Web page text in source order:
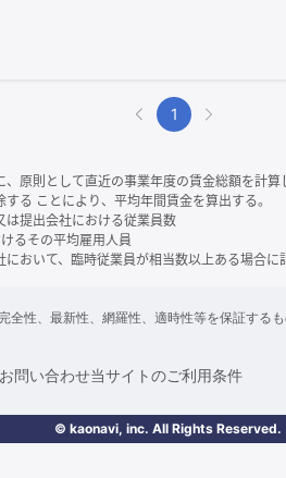
1
、原則として直近の事業年度の賃金総額を計
る ことにより、平均年間賃金を算出する。
は提出会社における従業員数
るその平均雇用人員
おいて、臨時従業員が相当数以上ある場合に
全性、最新性、網羅性、適時性等を保証する
お問い合わせ当サイトのご利用条件
© kaonavi, inc. All Rights Reserved.